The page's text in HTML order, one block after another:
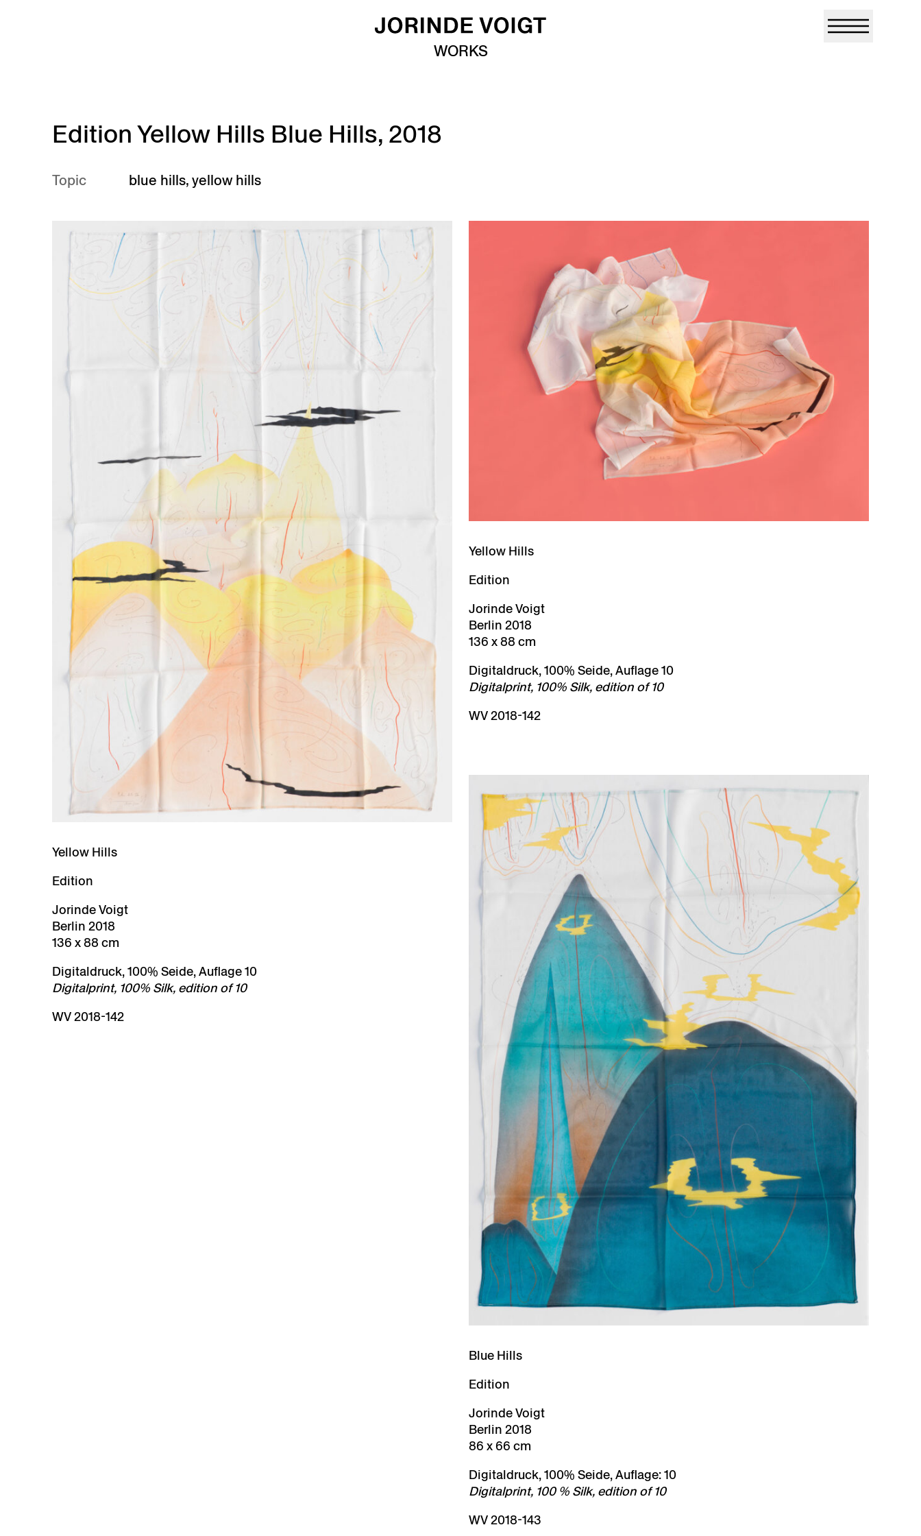
WORKS
Edition Yellow Hills Blue Hills, 2018
Topic blue hills,yellow hills
Yellow Hills
Edition
Jorinde Voigt
Berlin 2018
136 x 88 cm
Digitaldruck, 100% Seide, Auflage 10
Digitalprint, 100% Silk, edition of 10
WV 2018-142
Yellow Hills
Edition
Jorinde Voigt
Berlin 2018
136 x 88 cm
Digitaldruck, 100% Seide, Auflage 10
Digitalprint, 100% Silk, edition of 10
WV 2018-142
Blue Hills
Edition
Jorinde Voigt
Berlin 2018
86 x 66 cm
Digitaldruck, 100% Seide, Auflage: 10
Digitalprint, 100 % Silk, edition of 10
WV 2018-143